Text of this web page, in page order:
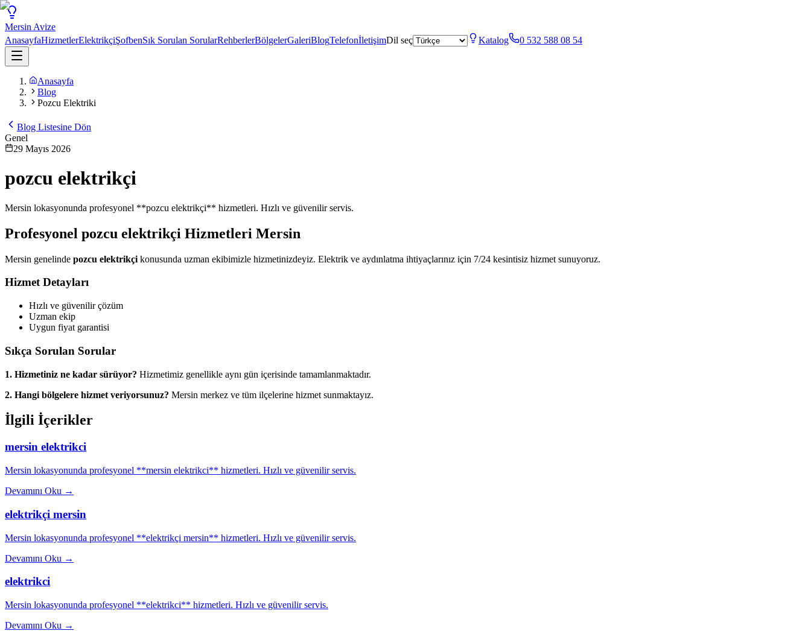
Mersin Avize
AnasayfaHizmetlerElektrikçiŞofbenSık Sorulan SorularRehberlerBölgelerGaleriBlogTelefonİletişimDil seç Katalog 0 532 588 08 54
Anasayfa
Blog
Pozcu Elektriki
Blog Listesine Dön
Genel
29 Mayıs 2026
pozcu elektrikçi
Mersin lokasyonunda profesyonel **pozcu elektrikçi** hizmetleri. Hızlı ve güvenilir servis.
Profesyonel pozcu elektrikçi Hizmetleri Mersin
Mersin genelinde pozcu elektrikçi konusunda uzman ekibimizle hizmetinizdeyiz. Elektrik ve aydınlatma ihtiyaçlarınız için 7/24 kesintisiz hizmet sunuyoruz.
Hizmet Detayları
Hızlı ve güvenilir çözüm
Uzman ekip
Uygun fiyat garantisi
Sıkça Sorulan Sorular
1. Hizmetiniz ne kadar sürüyor? Hizmetimiz genellikle aynı gün içerisinde tamamlanmaktadır.
2. Hangi bölgelere hizmet veriyorsunuz? Mersin merkez ve tüm ilçelerine hizmet sunmaktayız.
İlgili İçerikler
mersin elektrikci
Mersin lokasyonunda profesyonel **mersin elektrikci** hizmetleri. Hızlı ve güvenilir servis.
Devamını Oku →
elektrikçi mersin
Mersin lokasyonunda profesyonel **elektrikçi mersin** hizmetleri. Hızlı ve güvenilir servis.
Devamını Oku →
elektrikci
Mersin lokasyonunda profesyonel **elektrikci** hizmetleri. Hızlı ve güvenilir servis.
Devamını Oku →